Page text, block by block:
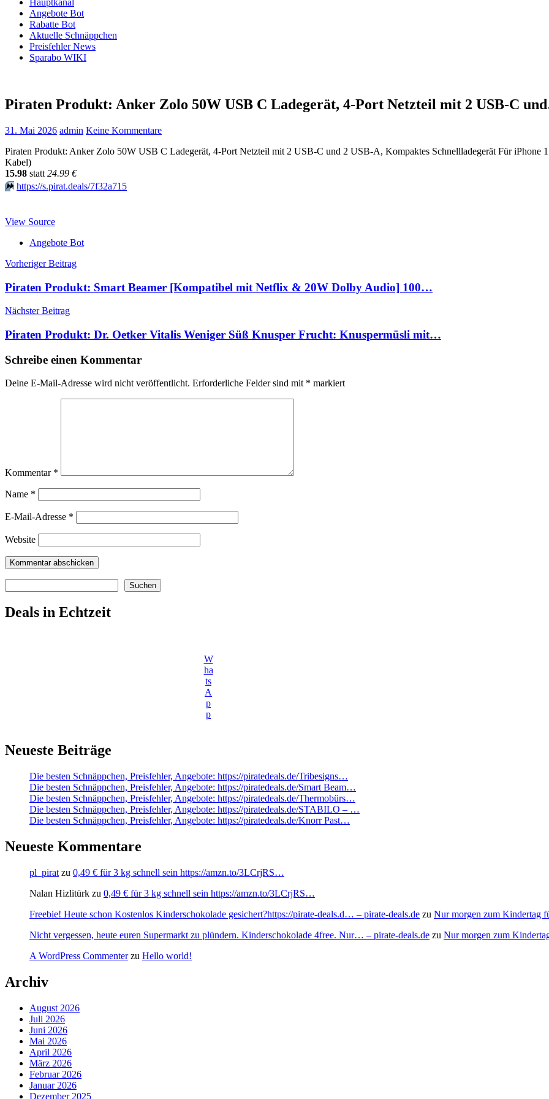
Hauptkanal
Angebote Bot
Rabatte Bot
Aktuelle Schnäppchen
Preisfehler News
Sparabo WIKI
Piraten Produkt: Anker Zolo 50W USB C Ladegerät, 4-Port Netzteil mit 2 USB-C
31. Mai 2026 admin Keine Kommentare
Piraten Produkt: Anker Zolo 50W USB C Ladegerät, 4-Port Netzteil mit 2 USB-C und 2 USB-A, Kompaktes Schnellladegerät Für iPhone
Kabel)
15.98 statt 24.99 €
⏩️ https://s.pirat.deals/7f32a715
View Source
Angebote Bot
Beitragsnavigation
Vorheriger Beitrag
Piraten Produkt: Smart Beamer [Kompatibel mit Netflix & 20W Dolby Audio] 100…
Nächster Beitrag
Piraten Produkt: Dr. Oetker Vitalis Weniger Süß Knusper Frucht: Knuspermüsli mit…
Schreibe einen Kommentar
Deine E-Mail-Adresse wird nicht veröffentlicht. Erforderliche Felder sind mit * markiert
Kommentar *
Name *
E-Mail-Adresse *
Website
Suchen
Deals in Echtzeit
W
ha
ts
A
p
p
Neueste Beiträge
Die besten Schnäppchen, Preisfehler, Angebote: https://piratedeals.de/Tribesigns…
Die besten Schnäppchen, Preisfehler, Angebote: https://piratedeals.de/Smart Beam…
Die besten Schnäppchen, Preisfehler, Angebote: https://piratedeals.de/Thermobürs…
Die besten Schnäppchen, Preisfehler, Angebote: https://piratedeals.de/STABILO – …
Die besten Schnäppchen, Preisfehler, Angebote: https://piratedeals.de/Knorr Past…
Neueste Kommentare
pl_pirat zu 0,49 € für 3 kg schnell sein https://amzn.to/3LCrjRS…
Nalan Hizlitürk zu 0,49 € für 3 kg schnell sein https://amzn.to/3LCrjRS…
Freebie! Heute schon Kostenlos Kinderschokolade gesichert?https://pirate-deals.d… – pirate-deals.de zu Nur morgen zum Kindertag
Nicht vergessen, heute euren Supermarkt zu plündern. Kinderschokolade 4free. Nur… – pirate-deals.de zu Nur morgen zum
A WordPress Commenterzu Hello world!
Archiv
August 2026
Juli 2026
Juni 2026
Mai 2026
April 2026
März 2026
Februar 2026
Januar 2026
Dezember 2025